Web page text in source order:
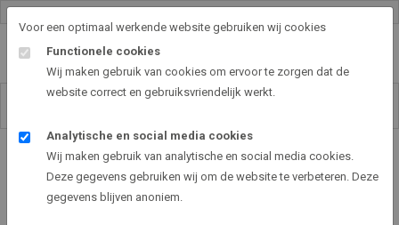
Voor een optimaal werkende website gebruiken wij cookies
Functionele cookies
Wij maken gebruik van cookies om ervoor te zorgen dat de
website correct en gebruiksvriendelijk werkt.
Analytische en social media cookies
Wij maken gebruik van analytische en social media cookies.
Deze gegevens gebruiken wij om de website te verbeteren. Deze
gegevens blijven anoniem.
Art2EXPO GallerySHOP - de leukste kunst cadeau ideeën
Frozen Coast